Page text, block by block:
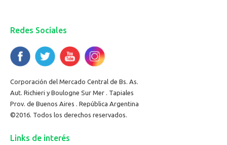
Redes Sociales
Corporación del Mercado Central de Bs. As.
Aut. Richieri y Boulogne Sur Mer . Tapiales
Prov. de Buenos Aires . República Argentina
©2016. Todos los derechos reservados.
Links de interés